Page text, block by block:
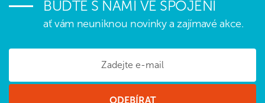
BUĎTE S NÁMI VE SPOJENÍ
ať vám neuniknou novinky a zajímavé akce.